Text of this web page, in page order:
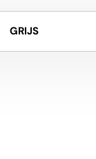
GRIJS